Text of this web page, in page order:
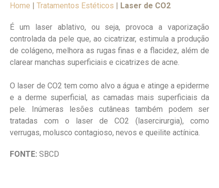
Home | Tratamentos Estéticos | Laser de CO2
É um laser ablativo, ou seja, provoca a vaporização
controlada da pele que, ao cicatrizar, estimula a produção
de colágeno, melhora as rugas finas e a flacidez, além de
clarear manchas superficiais e cicatrizes de acne.
O laser de CO2 tem como alvo a água e atinge a epiderme
e a derme superficial, as camadas mais superficiais da
pele. Inúmeras lesões cutâneas também podem ser
tratadas com o laser de CO2 (lasercirurgia), como
verrugas, molusco contagioso, nevos e queilite actínica.
FONTE: SBCD